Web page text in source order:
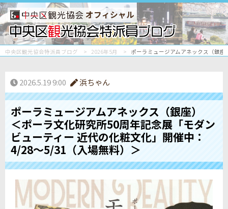
オフィシャル
中央区観光協会特派員ブログ 2026年5月 ポーラミュージアムアネックス（銀
2026.5.19 9:00 浜ちゃん
ポーラミュージアムアネックス（銀座）
＜ポーラ文化研究所50周年記念展「モダン
ビューティー 近代の化粧文化」開催中：
4/28～5/31（入場無料）＞